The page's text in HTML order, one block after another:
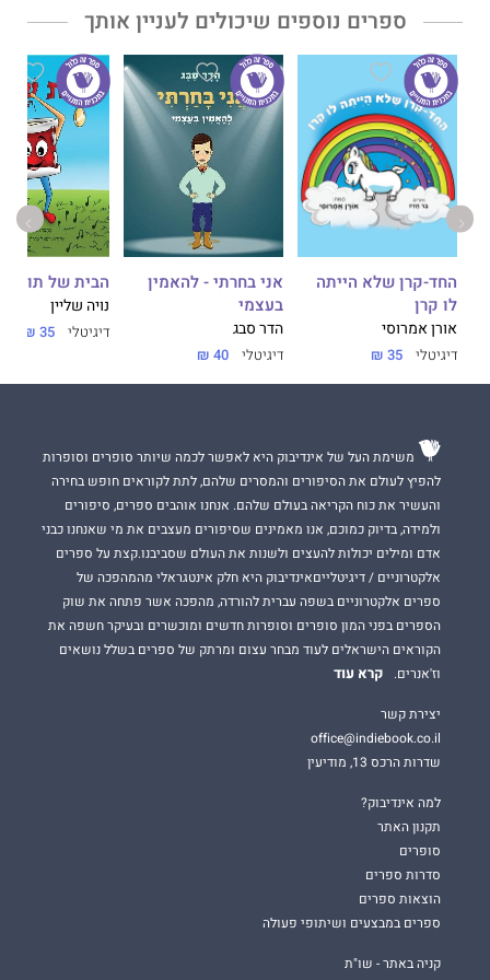
חַיַּי יִהְיוּ מְלֵאִים בְּצֶבַע."
ספרים נוספים שיכולים לעניין אותך
החד-קרן שלא הייתה
לו קרן
אורן אמרוסי
דיגיטלי 35 ₪
אני בחרתי - להאמין
בעצמי
הדר סבג
דיגיטלי 40 ₪
הבית של תוף
נויה שליין
דיגיטלי 35 ₪
משימת העל של אינדיבוק היא לאפשר לכמה שיותר סופרים וסופרות
להפיץ לעולם את הסיפורים והמסרים שלהם, לתת לקוראים חופש בחירה
והעשיר את כוח הקריאה בעולם שלהם. אנחנו אוהבים ספרים, סיפורים
ולמידה, בדיוק כמוכם, אנו מאמינים שסיפורים מעצבים את מי שאנחנו כבני
אדם ומילים יכולות להעצים ולשנות את העולם שסביבנו.קצת על ספרים
אלקטרוניים / דיגיטלייםאינדיבוק היא חלק אינטגראלי מהמהפכה של
ספרים אלקטרוניים בשפה עברית להורדה, מהפכה אשר פתחה את שוק
הספרים בפני המון סופרים וסופרות חדשים ומוכשרים ובעיקר חשפה את
הקוראים הישראלים לעוד מבחר עצום ומרתק של ספרים בשלל נושאים
וז'אנרים.
קרא עוד
יצירת קשר
office@indiebook.co.il
שדרות הרכס 13, מודיעין
למה אינדיבוק?
תקנון האתר
סופרים
סדרות ספרים
הוצאות ספרים
ספרים במבצעים ושיתופי פעולה
קניה באתר - שו"ת